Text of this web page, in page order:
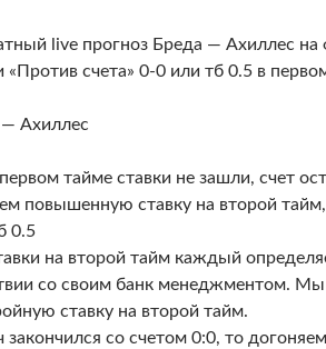
live прогноз Бреда — Ахиллес на
«Против счета» 0-0 или тб 0.5 в
— Ахиллес
тайме ставки не зашли, счет
повышенную ставку на второй тайм,
0.5
на второй тайм каждый
со своим банк менеджментом.
ставку на второй тайм.
закончился со счетом 0:0, то